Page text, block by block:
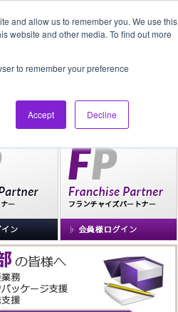
and allow us to remember you. We use this
website and other media. To find out more
to remember your preference
Accept Decline
社長ブログ FAQ